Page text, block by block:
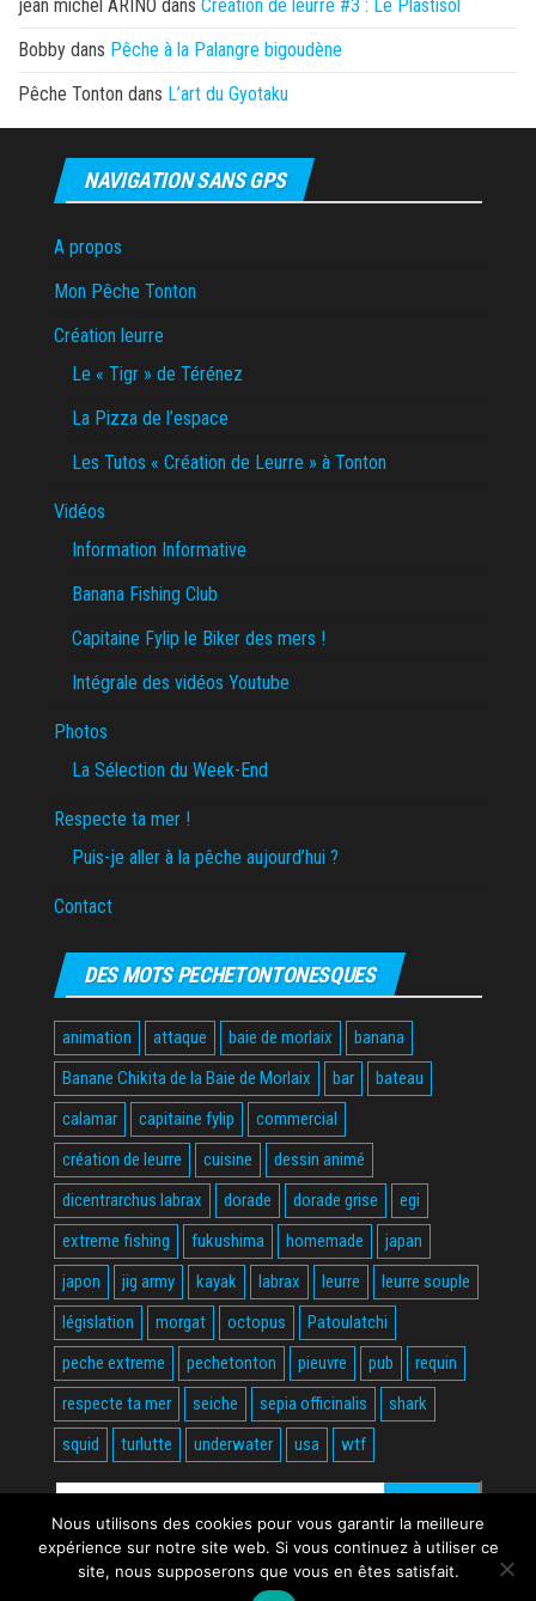
jean michel ARINO dans Création de leurre #3 : Le Plastisol
Bobby dans Pêche à la Palangre bigoudène
Pêche Tonton dans L’art du Gyotaku
NAVIGATION SANS GPS
A propos
Mon Pêche Tonton
Création leurre
Le « Tigr » de Térénez
La Pizza de l’espace
Les Tutos « Création de Leurre » à Tonton
Vidéos
Information Informative
Banana Fishing Club
Capitaine Fylip le Biker des mers !
Intégrale des vidéos Youtube
Photos
La Sélection du Week-End
Respecte ta mer !
Puis-je aller à la pêche aujourd’hui ?
Contact
DES MOTS PECHETONTONESQUES
animation attaque baie de morlaix
banana
Banane Chikita de la Baie de Morlaix
bar
bateau
calamar
capitaine fylip
commercial
création de leurre
cuisine
dessin animé
dicentrarchus labrax
dorade dorade grise
egi
extreme fishing
fukushima homemade
japan
japon
jig army kayak labrax leurre
leurre souple
législation
morgat octopus
Patoulatchi
peche extreme
pechetonton pieuvre pub
requin
respecte ta mer
seiche sepia officinalis
shark
squid
turlutte underwater usa wtf
Rechercher :
Nous utilisons des cookies pour vous garantir la meilleure
expérience sur notre site web. Si vous continuez à utiliser ce
site, nous supposerons que vous en êtes satisfait.